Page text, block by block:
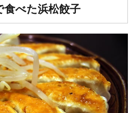
食べた浜松餃子